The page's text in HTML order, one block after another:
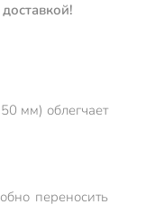
мм) облегчает
переносить